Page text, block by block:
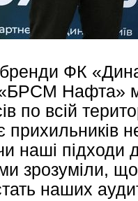
ФК
Нафта»
по всій
наші підходи
зрозуміли, що
наших